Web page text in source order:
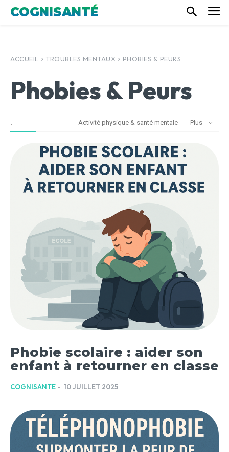
COGNISANTÉ
ACCUEIL TROUBLES MENTAUX PHOBIES & PEURS
Phobies & Peurs
. Activité physique & santé mentale Plus
Phobie scolaire : aider son
enfant à retourner en classe
COGNISANTE - 10 JUILLET 2025